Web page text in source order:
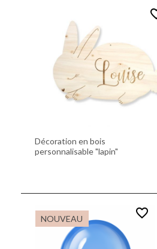
Décoration en bois
personnalisable "lapin"
NOUVEAU favorite_border